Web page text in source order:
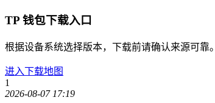
TP 钱包下载入口
根据设备系统选择版本，下载前请确认来源可靠。
进入下载地图
1
2026-08-07 17:19